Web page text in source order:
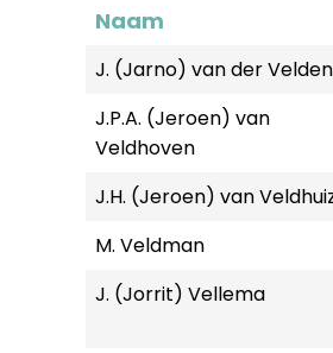
Naam
J. (Jarno) van der Velden
J.P.A. (Jeroen) van
Veldhoven
J.H. (Jeroen) van
M. Veldman
J. (Jorrit) Vellema